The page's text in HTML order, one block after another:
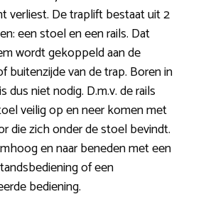
verliest. De traplift bestaat uit 2
een stoel en een rails. Dat
wordt gekoppeld aan de
buitenzijde van de trap. Boren in
dus niet nodig. D.m.v. de rails
veilig op en neer komen met
die zich onder de stoel bevindt.
en naar beneden met een
of een
bediening.